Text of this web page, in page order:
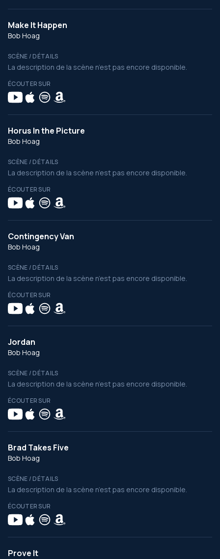
Make It Happen
Bob Hoag
SCÈNE / DÉTAILS
La description de la scène n’est pas encore disponible.
ÉCOUTER SUR
Horus In the Picture
Bob Hoag
SCÈNE / DÉTAILS
La description de la scène n’est pas encore disponible.
ÉCOUTER SUR
Contingency Van
Bob Hoag
SCÈNE / DÉTAILS
La description de la scène n’est pas encore disponible.
ÉCOUTER SUR
Jordan
Bob Hoag
SCÈNE / DÉTAILS
La description de la scène n’est pas encore disponible.
ÉCOUTER SUR
Brad Takes Five
Bob Hoag
SCÈNE / DÉTAILS
La description de la scène n’est pas encore disponible.
ÉCOUTER SUR
Prove It